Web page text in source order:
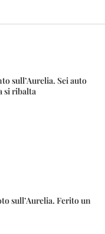
sull’Aurelia. Sei auto
si ribalta
sull’Aurelia. Ferito un